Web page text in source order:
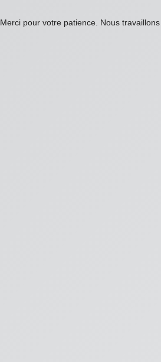
Merci pour votre patience. Nous